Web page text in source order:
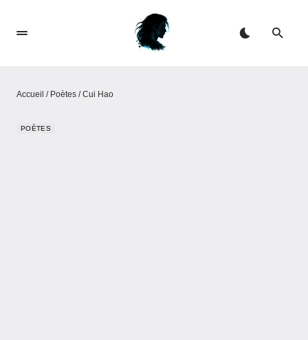
Accueil / Poètes /Cui Hao
POÈTES